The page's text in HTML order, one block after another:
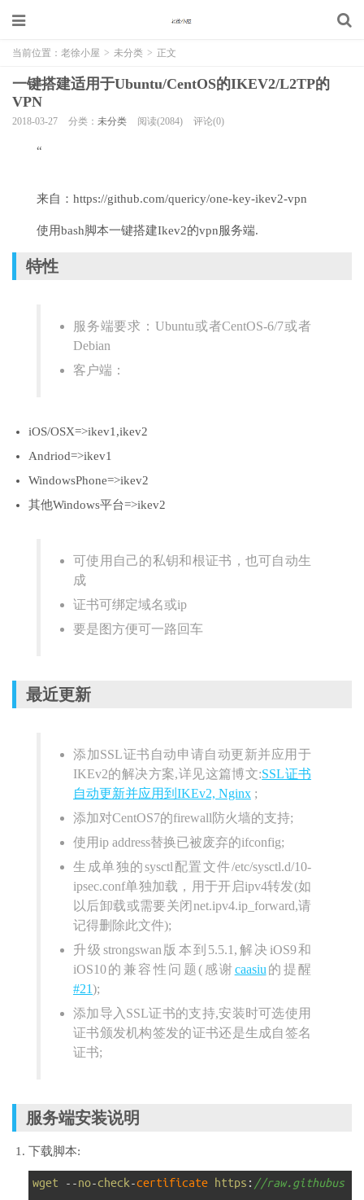
当前位置： 老徐小屋 > 未分类 > 正文
一键搭建适用于Ubuntu/CentOS的IKEV2/L2TP的
VPN
2018-03-27 分类： 未分类 阅读(2084) 评论(0)
“
来自：https://github.com/quericy/one-key-ikev2-vpn
使用bash脚本一键搭建Ikev2的vpn服务端.
特性
服务端要求：Ubuntu或者CentOS-6/7或者
Debian
客户端：
iOS/OSX=>ikev1,ikev2
Andriod=>ikev1
WindowsPhone=>ikev2
其他Windows平台=>ikev2
可使用自己的私钥和根证书，也可自动生
成
证书可绑定域名或ip
要是图方便可一路回车
最近更新
添加SSL证书自动申请自动更新并应用于
IKEv2的解决方案,详见这篇博文:SSL证书
自动更新并应用到IKEv2, Nginx ;
添加对CentOS7的firewall防火墙的支持;
使用ip address替换已被废弃的ifconfig;
生成单独的sysctl配置文件/etc/sysctl.d/10-
ipsec.conf单独加载，用于开启ipv4转发(如
以后卸载或需要关闭net.ipv4.ip_forward,请
记得删除此文件);
升级strongswan版本到5.5.1,解决iOS9和
iOS10的兼容性问题(感谢caasiu 的提醒
#21);
添加导入SSL证书的支持,安装时可选使用
证书颁发机构签发的证书还是生成自签名
证书;
服务端安装说明
下载脚本:
wget --no-check-certificate https : //raw.githubus